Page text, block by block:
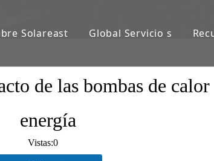
Solareast Global Servicio s
de las bombas de
energía
Vistas:0